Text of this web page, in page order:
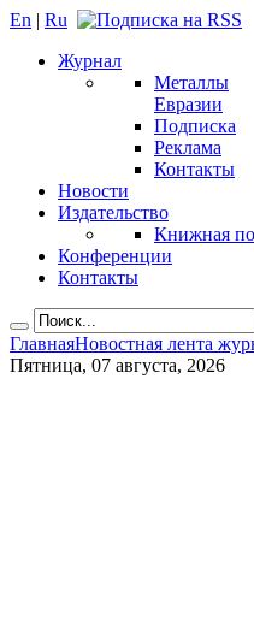
En | Ru
Журнал
Металлы
Евразии
Подписка
Реклама
Контакты
Новости
Издательство
Книжная
Конференции
Контакты
ГлавнаяНовостная лента
Пятница, 07 августа, 2026